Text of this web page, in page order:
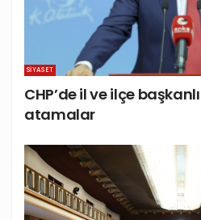
SIYASET
CHP’de il ve ilçe
atamalar